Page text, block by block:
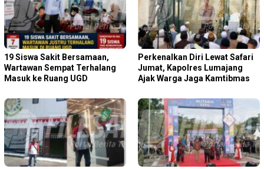
19 Siswa Sakit Bersamaan,
Wartawan Sempat Terhalang
Masuk ke Ruang UGD
Perkenalkan Diri Lewat Safari
Jumat, Kapolres Lumajang
Ajak Warga Jaga Kamtibmas